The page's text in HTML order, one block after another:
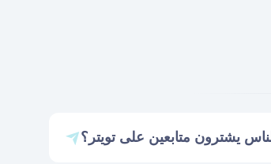
يشترون متابعين على تويتر؟